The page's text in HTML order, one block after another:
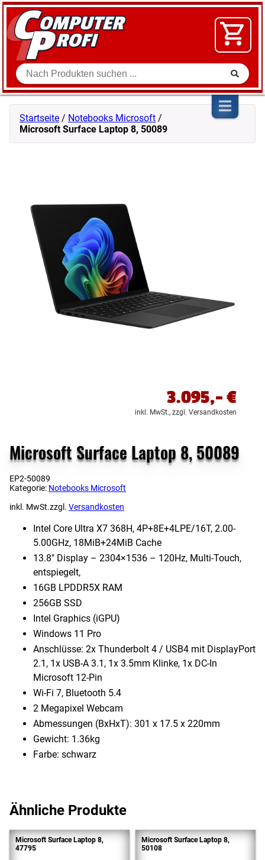
Zum Inhalt springen
Suche
SOFTWARE
VIDEO
SHOP
Startseite / Notebooks Microsoft /
Microsoft Surface Laptop 8, 50089
3.095,-€
inkl. MwSt., zzgl. Versandkosten
Microsoft Surface Laptop 8, 50089
EP2-50089
Kategorie: Notebooks Microsoft
inkl. MwSt.zzgl. Versandkosten
Intel Core Ultra X7 368H, 4P+8E+4LPE/16T, 2.00-
5.00GHz, 18MiB+24MiB Cache
13.8″ Display – 2304×1536 – 120Hz, Multi-Touch,
entspiegelt,
16GB LPDDR5X RAM
256GB SSD
Intel Graphics (iGPU)
Windows 11 Pro
Anschlüsse: 2x Thunderbolt 4 /​ USB4 mit DisplayPort
2.1, 1x USB-A 3.1, 1x 3.5mm Klinke, 1x DC-In
Microsoft 12-Pin
Wi-Fi 7, Bluetooth 5.4
2 Megapixel Webcam
Abmessungen (BxHxT): 301 x 17.5 x 220mm
Gewicht: 1.36kg
Farbe: schwarz
Ähnliche Produkte
Microsoft Surface Laptop 8,
47795
Microsoft Surface Laptop 8,
50108